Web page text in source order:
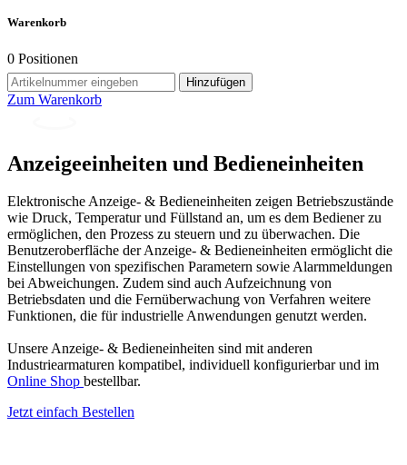
Warenkorb
0 Positionen
Hinzufügen
Zum Warenkorb
Anzeigeeinheiten und Bedieneinheiten
Elektronische Anzeige- & Bedieneinheiten zeigen Betriebszustände
wie Druck, Temperatur und Füllstand an, um es dem Bediener zu
ermöglichen, den Prozess zu steuern und zu überwachen. Die
Benutzeroberfläche der Anzeige- & Bedieneinheiten ermöglicht die
Einstellungen von spezifischen Parametern sowie Alarmmeldungen
bei Abweichungen. Zudem sind auch Aufzeichnung von
Betriebsdaten und die Fernüberwachung von Verfahren weitere
Funktionen, die für industrielle Anwendungen genutzt werden.
Unsere Anzeige- & Bedieneinheiten sind mit anderen
Industriearmaturen kompatibel, individuell konfigurierbar und im
Online Shop bestellbar.
Jetzt einfach Bestellen